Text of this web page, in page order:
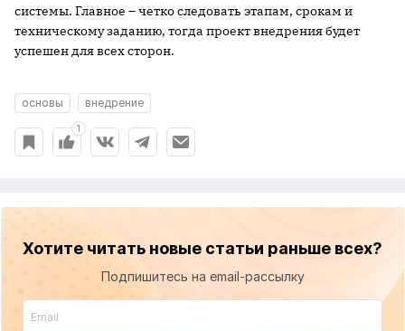
системы. Главное – четко следовать этапам, срокам и
техническому заданию, тогда проект внедрения будет
успешен для всех сторон.
основы внедрение
1
Хотите читать новые статьи раньше всех?
Подпишитесь на email-рассылку